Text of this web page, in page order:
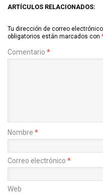
ARTÍCULOS RELACIONADOS:
Tu dirección de correo
obligatorios están marcados con
Comentario *
Nombre *
Correo electrónico *
Web